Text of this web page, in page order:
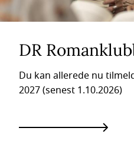
DR
Du kan allerede nu
2027 (senest 1.10.2026)